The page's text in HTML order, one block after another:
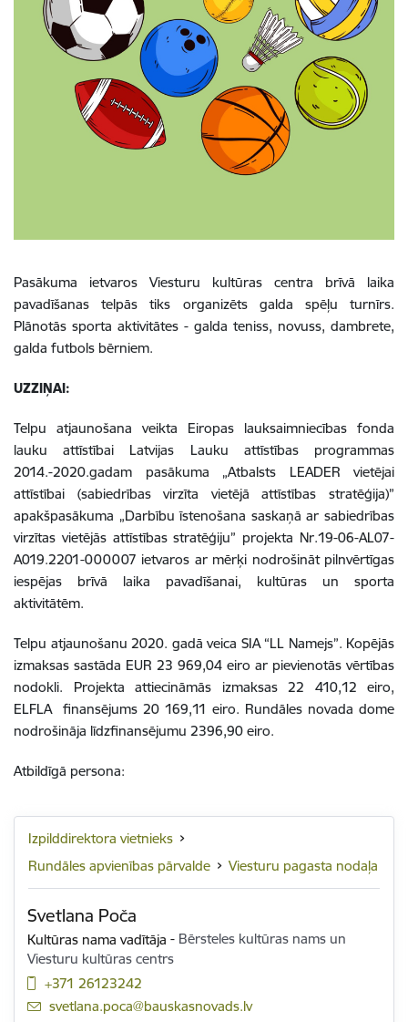
Pasākuma ietvaros Viesturu kultūras centra brīvā laika
pavadīšanas telpās tiks organizēts galda spēļu turnīrs.
Plānotās sporta aktivitātes - galda teniss, novuss, dambrete,
galda futbols bērniem.
UZZIŅAI:
Telpu atjaunošana veikta Eiropas lauksaimniecības fonda
lauku attīstībai Latvijas Lauku attīstības programmas
2014.-2020.gadam pasākuma „Atbalsts LEADER vietējai
attīstībai (sabiedrības virzīta vietējā attīstības stratēģija)”
apakšpasākuma „Darbību īstenošana saskaņā ar sabiedrības
virzītas vietējās attīstības stratēģiju” projekta Nr.19-06-AL07-
A019.2201-000007 ietvaros ar mērķi nodrošināt pilnvērtīgas
iespējas brīvā laika pavadīšanai, kultūras un sporta
aktivitātēm.
Telpu atjaunošanu 2020. gadā veica SIA “LL Namejs”. Kopējās
izmaksas sastāda EUR 23 969,04 eiro ar pievienotās vērtības
nodokli. Projekta attiecināmās izmaksas 22 410,12 eiro,
ELFLA finansējums 20 169,11 eiro. Rundāles novada dome
nodrošināja līdzfinansējumu 2396,90 eiro.
Atbildīgā persona:
Izpilddirektora vietnieks
Rundāles apvienības pārvalde
Viesturu pagasta nodaļa
Svetlana Poča
Kultūras nama vadītāja - Bērsteles kultūras nams un
Viesturu kultūras centrs
+371 26123242
E-pasts:
svetlana.poca@bauskasnovads.lv